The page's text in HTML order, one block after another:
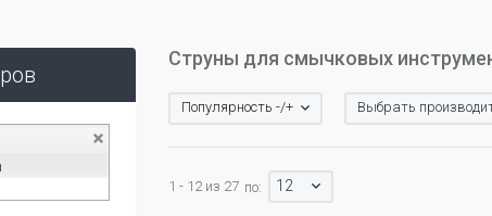
Струны для смычковых
Популярность -/+ Выбрать
1 - 12 из 27 по: 12